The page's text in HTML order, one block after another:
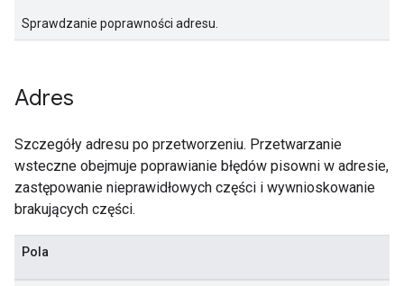
Sprawdzanie poprawności adresu.
Adres
Szczegóły adresu po przetworzeniu. Przetwarzanie
wsteczne obejmuje poprawianie błędów pisowni w adresie,
zastępowanie nieprawidłowych części i wywnioskowanie
brakujących części.
Pola